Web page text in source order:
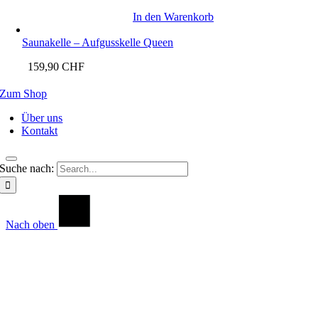
In den Warenkorb
Saunakelle – Aufgusskelle Queen
159,90CHF
Zum Shop
Über uns
Kontakt
Suche nach:
Nach oben